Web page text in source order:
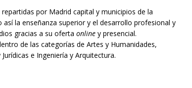
por Madrid capital y municipios de la
la enseñanza superior y el desarrollo profesional y
gracias a su oferta online y presencial.
de las categorías de Artes y Humanidades,
e Ingeniería y Arquitectura.